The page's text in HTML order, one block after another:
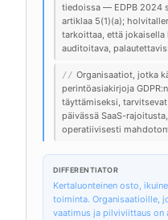
tiedoissa — EDPB 2024
artiklaa 5(1)(a);
tarkoittaa, että
auditoitava,
// Organisaatiot, jotka
perintöasiakirjoja
täyttämiseksi,
päivässä SaaS-
operatiivisesti
DIFFERENTIATOR
Kertaluonteinen osto,
toiminta. Organisaatioille,
vaatimus ja pilviviittaus on